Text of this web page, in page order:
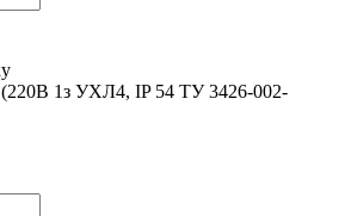
1з УХЛ4, IP 54 ТУ 3426-002-